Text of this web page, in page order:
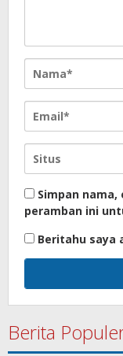
Simpan
peramban ini
Beritahu saya
Berita